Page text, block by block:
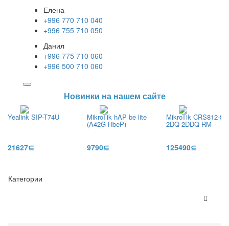
Елена
+996 770 710 040
+996 755 710 050
Данил
+996 775 710 060
+996 500 710 060
Новинки на нашем сайте
Yealink SIP-T74U
21627⊆
MikroTik hAP be lite
(A42G-HbeP)
9790⊆
MikroTik CRS812-
2DQ-2DDQ-RM
125490⊆
Категории